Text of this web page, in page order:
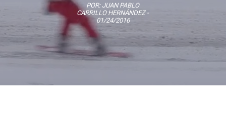
POR: JUAN PABLO
CARRILLO HERNÁNDEZ-
01/24/2016